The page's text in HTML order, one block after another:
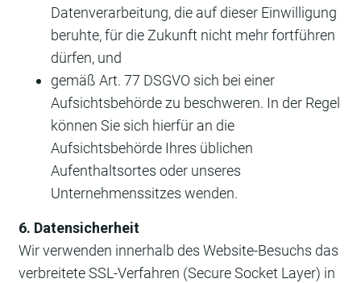
Datenverarbeitung, die auf dieser Einwilligung
beruhte, für die Zukunft nicht mehr fortführen
dürfen, und
gemäß Art. 77 DSGVO sich bei einer
Aufsichtsbehörde zu beschweren. In der Regel
können Sie sich hierfür an die
Aufsichtsbehörde Ihres üblichen
Aufenthaltsortes oder unseres
Unternehmenssitzes wenden.
6. Datensicherheit
Wir verwenden innerhalb des Website-Besuchs das
verbreitete SSL-Verfahren (Secure Socket Layer) in